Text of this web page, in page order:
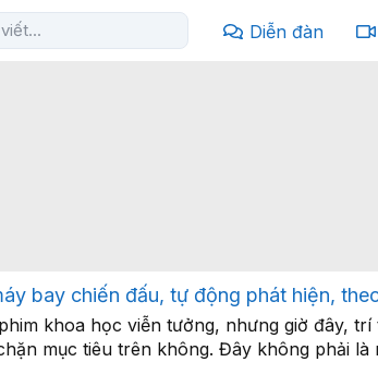
Diễn đàn
bay chiến đấu, tự động phát hiện,
khoa học viễn tưởng, nhưng giờ đây,
mục tiêu trên không. Đây không phải